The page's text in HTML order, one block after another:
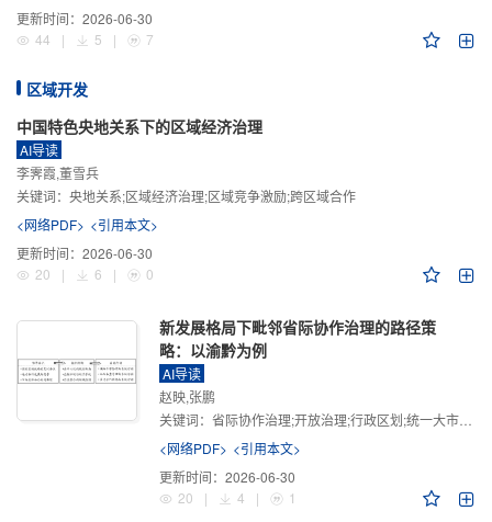
更新时间： 2026-06-30
44
| 5 | 7
区域开发
中国特色央地关系下的区域经济治理
AI导读
李霁霞,董雪兵
关键词： 央地关系;区域经济治理;区域竞争激励;跨区域合作
<网络PDF> <引用本文>
更新时间： 2026-06-30
20
| 6 | 0
新发展格局下毗邻省际协作治理的路径策
略：以渝黔为例
AI导读
赵映,张鹏
关键词： 省际协作治理;开放治理;行政区划;统一大市场;新发展格局
<网络PDF> <引用本文>
更新时间： 2026-06-30
20
| 4 | 1